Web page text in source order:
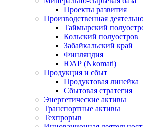
Проекты развития
Производственная
Таймырский
Кольский полуостров
Забайкальский край
Финляндия
ЮАР (Nkomati)
Продукция и сбыт
Продуктовая линейка
Сбытовая стратегия
Энергетические активы
Транспортные активы
Техпрорыв